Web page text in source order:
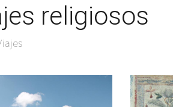
religiosos